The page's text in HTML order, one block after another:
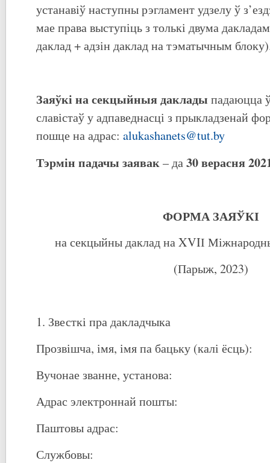
устанавіў наступны рэгламент удзелу ў
мае права выступіць з толькі двума
даклад + адзін даклад на тэматычным
Заяўкі на секцыйныя даклады падаюцца
славістаў у адпаведнасці з прыкладзенай
пошце на адрас: alukashanets@tut.by
Тэрмін падачы заявак– да30 верасня
ФОРМАЗАЯЎКІ
на секцыйны даклад на XVIІ
(Парыж, 2023)
1. Звесткі пра дакладчыка
Прозвішча, імя, імя па бацьку (калі ёсць):
Вучонае званне, установа:
Адрас электроннай пошты:
Паштовы адрас:
Службовы: